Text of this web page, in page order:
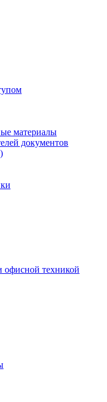
материалы
документов
офисной техникой